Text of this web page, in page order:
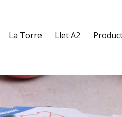
La Torre Llet A2